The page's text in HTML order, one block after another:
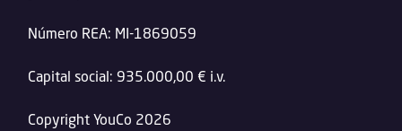
Número REA: MI-1869059
Capital social: 935.000,00 € i.v.
Copyright YouCo 2026